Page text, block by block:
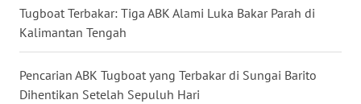
Tugboat Terbakar: Tiga ABK Alami Luka Bakar Parah di
Kalimantan Tengah
Pencarian ABK Tugboat yang Terbakar di Sungai Barito
Dihentikan Setelah Sepuluh Hari
WN
JATIM
BALI